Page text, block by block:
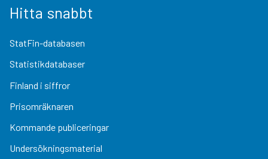
Hitta snabbt
StatFin-databasen
Statistikdatabaser
Finland i siffror
Prisomräknaren
Kommande publiceringar
Undersökningsmaterial